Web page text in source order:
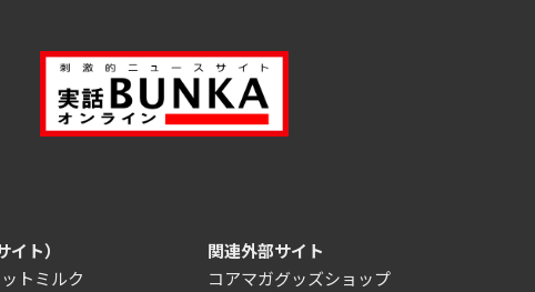
ト）
トミルク
関連外部サイト
コアマガグッズショップ